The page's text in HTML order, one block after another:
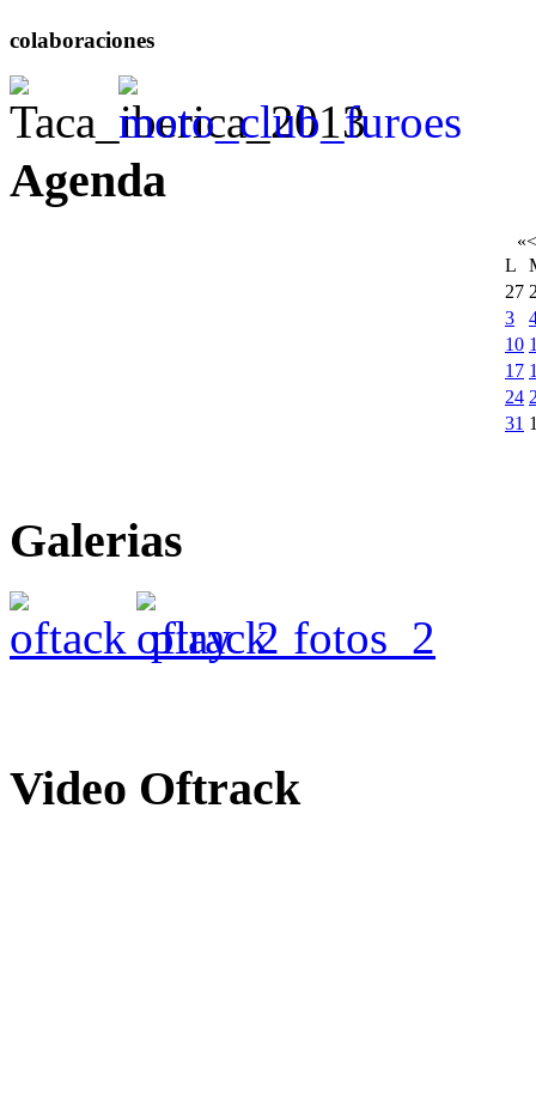
colaboraciones
Agenda
«<
L
27
3
10
17
24
31
Galerias
Video Oftrack